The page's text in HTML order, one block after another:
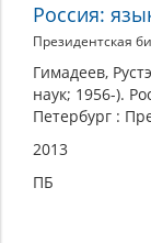
Россия:
Президентская
Гимадеев,
наук; 1956-).
Петербург :
2013
ПБ